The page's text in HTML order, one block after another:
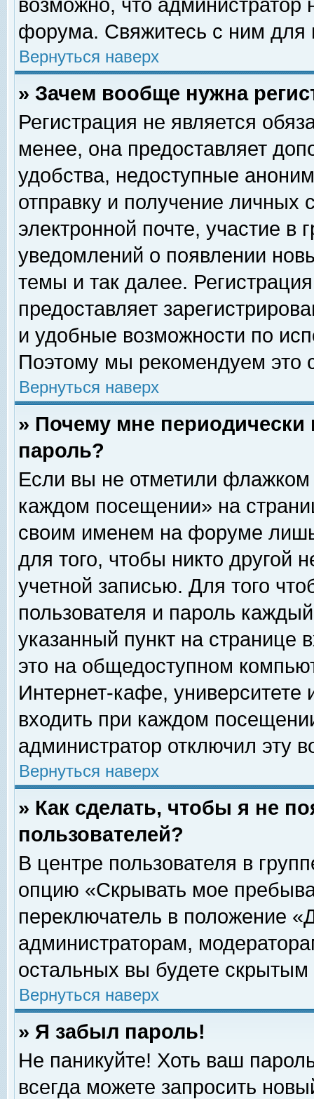
возможно, что
форума. Свяжитесь с ним для
Вернуться наверх
» Зачем вообще нужна
Регистрация не является
менее, она предоставляет
удобства, недоступные
отправку и получение личных
электронной почте, участие в
уведомлений о появлении
темы и так далее.
предоставляет
и удобные возможности по
Поэтому мы рекомендуем это
Вернуться наверх
» Почему мне
пароль?
Если вы не отметили флажком
каждом посещении» на
своим именем на форуме
для того, чтобы никто другой
учетной записью. Для того
пользователя и пароль
указанный пункт на
это на общедоступном
Интернет-кафе, университете
входить при каждом
администратор отключил эту
Вернуться наверх
» Как сделать, чтобы я не
пользователей?
В центре пользователя в
опцию «Скрывать мое
переключатель в положение
администраторам,
остальных вы будете скрытым
Вернуться наверх
» Я забыл пароль!
Не паникуйте! Хоть ваш
всегда можете запросить